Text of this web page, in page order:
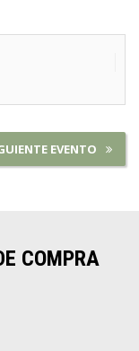
EVENTO
COMPRA